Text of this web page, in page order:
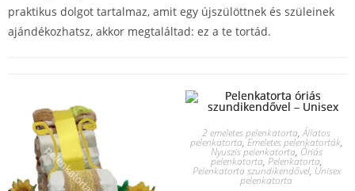
praktikus dolgot tartalmaz, amit egy újszülöttnek és szüleinek
ajándékozhatsz, akkor megtaláltad: ez a te tortád.
2 emeletes pelenkatorta,Állatos
pelenkatorta,Emeletes pelenkatorták,
Nyuszis pelenkatorta, Óriás
pelenkatorta, Pelenkatorta,
Pelenkatorta szundikendővel, Unisex
pelenkatorta